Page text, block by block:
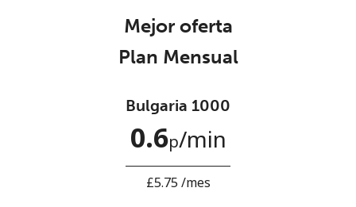
Términos y condiciones.
¡Hola!
Mejor oferta
Plan Mensual
Bulgaria 1000
0.6p⁩/min
⁦£5.75⁩ /mes